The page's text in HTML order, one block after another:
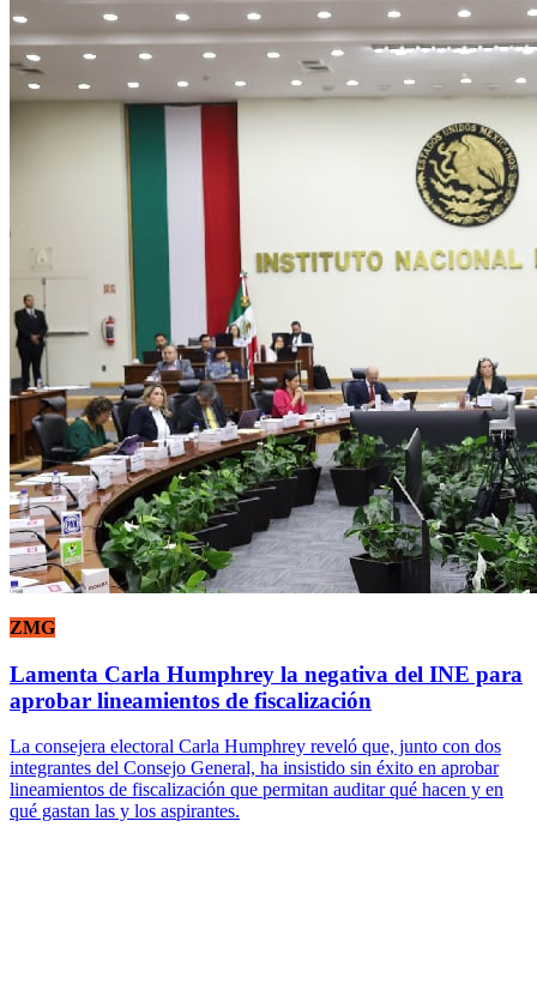
ZMG
Lamenta Carla Humphrey la negativa del INE para
aprobar lineamientos de fiscalización
La consejera electoral Carla Humphrey reveló que, junto con dos
integrantes del Consejo General, ha insistido sin éxito en aprobar
lineamientos de fiscalización que permitan auditar qué hacen y en
qué gastan las y los aspirantes.